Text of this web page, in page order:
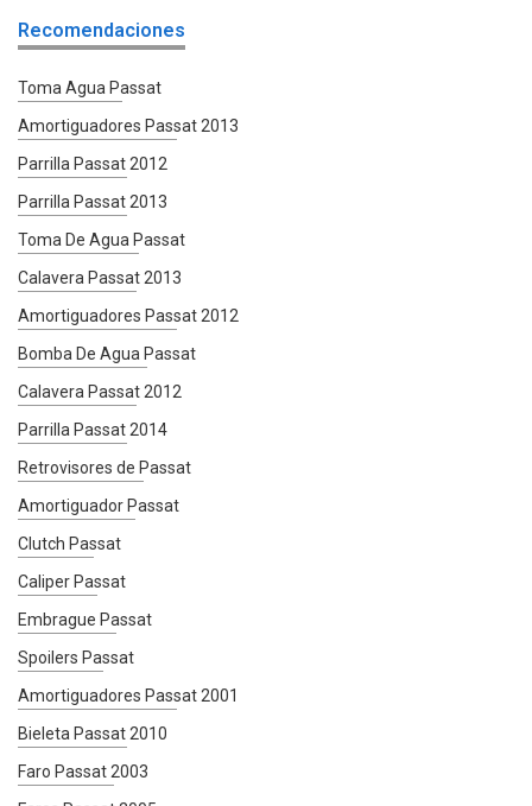
Recomendaciones
Toma Agua Passat
Amortiguadores Passat 2013
Parrilla Passat 2012
Parrilla Passat 2013
Toma De Agua Passat
Calavera Passat 2013
Amortiguadores Passat 2012
Bomba De Agua Passat
Calavera Passat 2012
Parrilla Passat 2014
Retrovisores de Passat
Amortiguador Passat
Clutch Passat
Caliper Passat
Embrague Passat
Spoilers Passat
Amortiguadores Passat 2001
Bieleta Passat 2010
Faro Passat 2003